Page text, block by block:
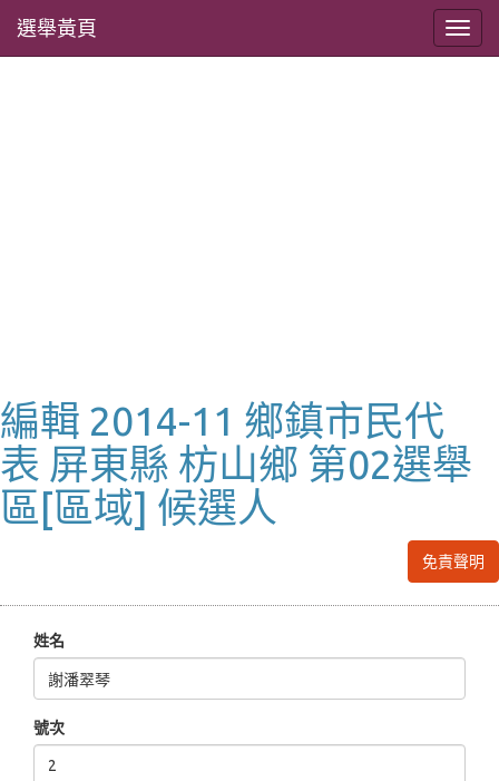
選舉黃頁
編輯 2014-11 鄉鎮市民代
表 屏東縣 枋山鄉 第02選舉
區[區域] 候選人
免責聲明
姓名
號次